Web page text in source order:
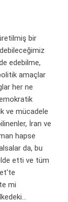
bir
edebilme,
amaçlar
her ne
ve mücadele
İran ve
hapse
da, bu
etti ve tüm
mi